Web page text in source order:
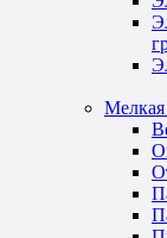
Мелкая